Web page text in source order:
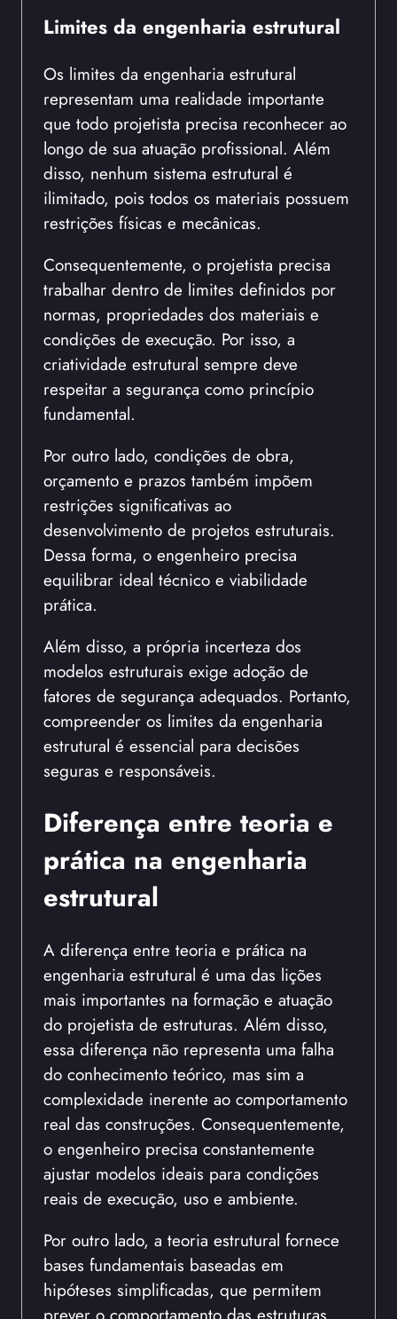
Limites da engenharia estrutural
Os limites da engenharia estrutural
representam uma realidade importante
que todo projetista precisa reconhecer ao
longo de sua atuação profissional. Além
disso, nenhum sistema estrutural é
ilimitado, pois todos os materiais possuem
restrições físicas e mecânicas.
Consequentemente, o projetista precisa
trabalhar dentro de limites definidos por
normas, propriedades dos materiais e
condições de execução. Por isso, a
criatividade estrutural sempre deve
respeitar a segurança como princípio
fundamental.
Por outro lado, condições de obra,
orçamento e prazos também impõem
restrições significativas ao
desenvolvimento de projetos estruturais.
Dessa forma, o engenheiro precisa
equilibrar ideal técnico e viabilidade
prática.
Além disso, a própria incerteza dos
modelos estruturais exige adoção de
fatores de segurança adequados. Portanto,
compreender os limites da engenharia
estrutural é essencial para decisões
seguras e responsáveis.
Diferença entre teoria e
prática na engenharia
estrutural
A diferença entre teoria e prática na
engenharia estrutural é uma das lições
mais importantes na formação e atuação
do projetista de estruturas. Além disso,
essa diferença não representa uma falha
do conhecimento teórico, mas sim a
complexidade inerente ao comportamento
real das construções. Consequentemente,
o engenheiro precisa constantemente
ajustar modelos ideais para condições
reais de execução, uso e ambiente.
Por outro lado, a teoria estrutural fornece
bases fundamentais baseadas em
hipóteses simplificadas, que permitem